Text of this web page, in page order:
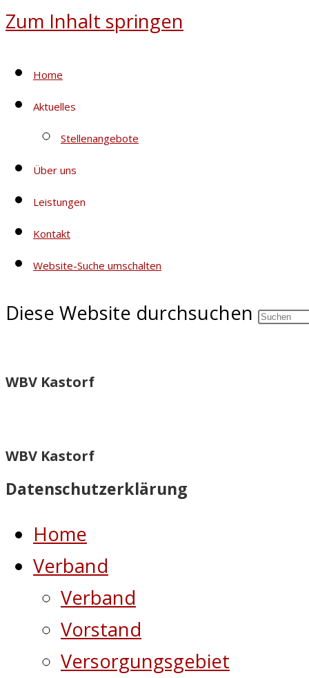
Zum Inhalt springen
Home
Aktuelles
Stellenangebote
Über uns
Leistungen
Kontakt
Website-Suche umschalten
Diese Website durchsuchen
WBV Kastorf
WBV Kastorf
Datenschutzerklärung
Home
Verband
Verband
Vorstand
Versorgungsgebiet